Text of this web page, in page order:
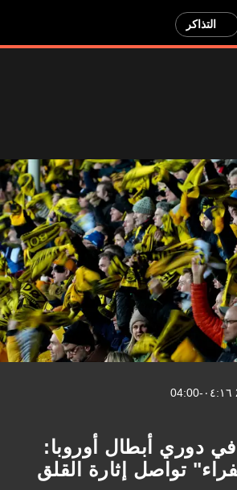
التذاكر
في دوري أبطال أوروبا:
تواصل إثارة القلق